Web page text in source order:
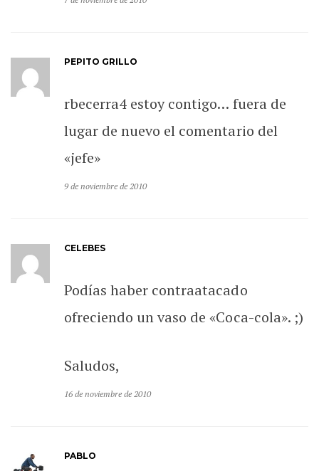
PEPITO GRILLO
rbecerra4 estoy contigo… fuera de
lugar de nuevo el comentario del
«jefe»
9 de noviembre de 2010
CELEBES
Podías haber contraatacado
ofreciendo un vaso de «Coca-cola». ;)
Saludos,
16 de noviembre de 2010
PABLO